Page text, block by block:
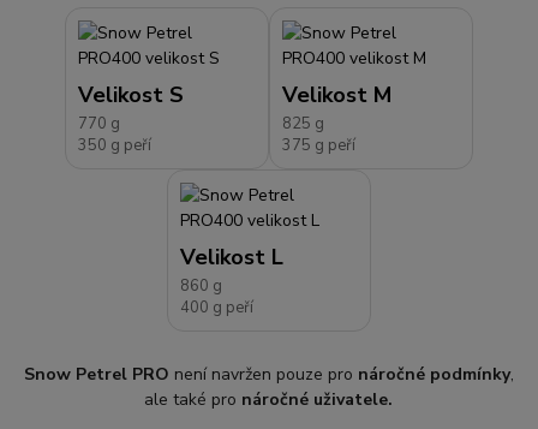
Velikost S
770 g
350 g peří
Velikost M
825 g
375 g peří
Velikost L
860 g
400 g peří
Snow Petrel PRO není navržen pouze pro náročné podmínky,
ale také pro náročné uživatele.